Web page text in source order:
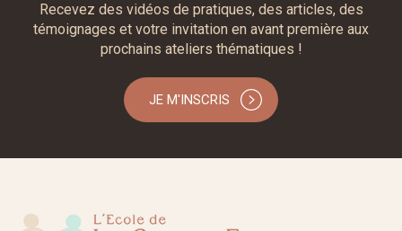
Recevez des vidéos de pratiques, des articles, des
témoignages et votre invitation en avant première aux
prochains ateliers thématiques !
JE M'INSCRIS